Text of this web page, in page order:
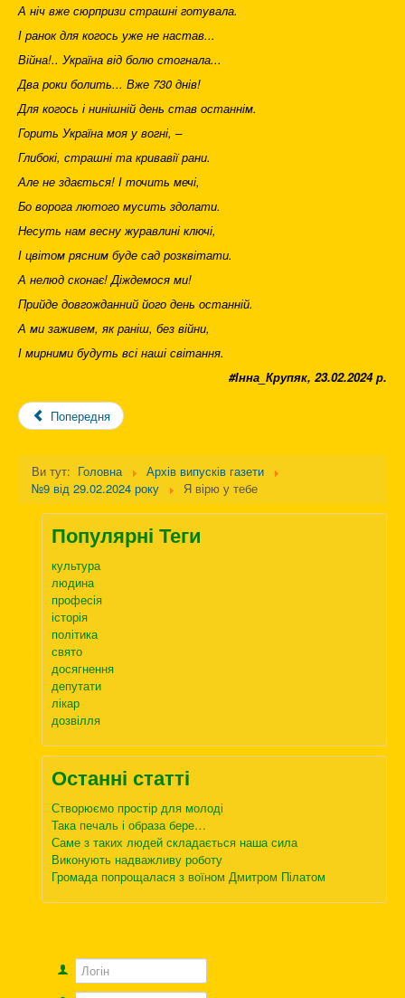
А ніч вже сюрпризи страшні готувала.
І ранок для когось уже не настав...
Війна!.. Україна від болю стогнала...
Два роки болить... Вже 730 днів!
Для когось і нинішній день став останнім.
Горить Україна моя у вогні, –
Глибокі, страшні та кривавії рани.
Але не здається! І точить мечі,
Бо ворога лютого мусить здолати.
Несуть нам весну журавлині ключі,
І цвітом рясним буде сад розквітати.
А нелюд сконає! Діждемося ми!
Прийде довгожданний його день останній.
А ми заживем, як раніш, без війни,
І мирними будуть всі наші світання.
#Інна_Крупяк, 23.02.2024 р.
Попередня
Ви тут: Головна
Архів випусків газети
№9 від 29.02.2024 року
Я вірю у тебе
Популярні Теги
культура
людина
професія
історія
політика
свято
досягнення
депутати
лікар
дозвілля
Останні статті
Створюємо простір для молоді
Така печаль і образа бере…
Саме з таких людей складається наша сила
Виконують надважливу роботу
Громада попрощалася з воїном Дмитром Пілатом
Логін